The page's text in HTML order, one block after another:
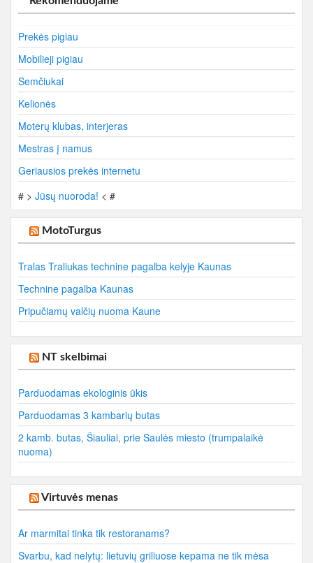
Prekės pigiau
Mobilieji pigiau
Semčiukai
Kelionės
Moterų klubas, interjeras
Mestras į namus
Geriausios prekės internetu
# > Jūsų nuoroda! < #
MotoTurgus
Tralas Traliukas technine pagalba kelyje Kaunas
Technine pagalba Kaunas
Pripučiamų valčių nuoma Kaune
NT skelbimai
Parduodamas ekologinis ūkis
Parduodamas 3 kambarių butas
2 kamb. butas, Šiauliai, prie Saulės miesto (trumpalaikė
nuoma)
Virtuvės menas
Ar marmitai tinka tik restoranams?
Svarbu, kad nelytų: lietuvių griliuose kepama ne tik mėsa